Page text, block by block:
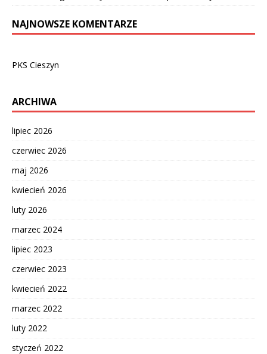
NAJNOWSZE KOMENTARZE
PKS Cieszyn
ARCHIWA
lipiec 2026
czerwiec 2026
maj 2026
kwiecień 2026
luty 2026
marzec 2024
lipiec 2023
czerwiec 2023
kwiecień 2022
marzec 2022
luty 2022
styczeń 2022